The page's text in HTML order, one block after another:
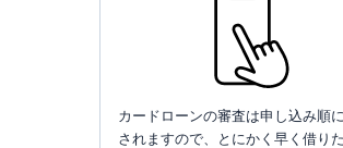
カードローンの審査は申し込み順
されますので、とにかく早く借り